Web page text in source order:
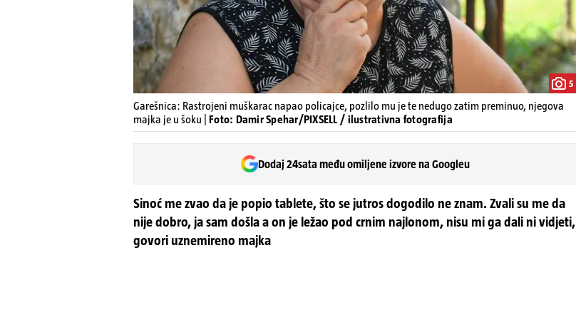
5
Garešnica: Rastrojeni muškarac napao policajce, pozlilo mu je te nedugo zatim preminuo, njegova
majka je u šoku | Foto: Damir Spehar/PIXSELL / ilustrativna fotografija
Dodaj 24sata među omiljene izvore na Googleu
Sinoć me zvao da je popio tablete, što se jutros dogodilo ne znam. Zvali su me da
nije dobro, ja sam došla a on je ležao pod crnim najlonom, nisu mi ga dali ni vidjeti,
govori uznemireno majka